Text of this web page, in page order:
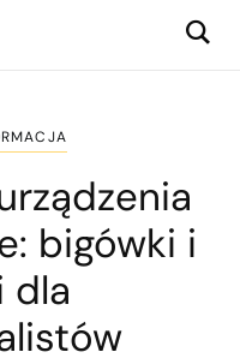
bigówki i
dla